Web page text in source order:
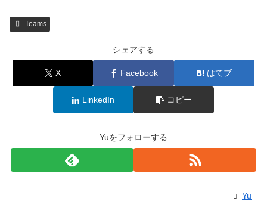
Teams
シェアする
X Facebook はてブ
LinkedIn コピー
Yuをフォローする
Yu